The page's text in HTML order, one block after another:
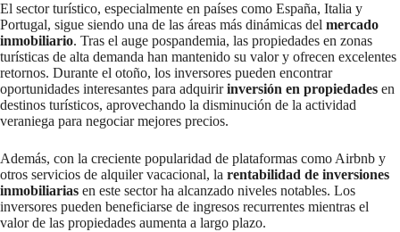
El sector turístico, especialmente en países como España, Italia y
Portugal, sigue siendo una de las áreas más dinámicas del mercado
inmobiliario. Tras el auge pospandemia, las propiedades en zonas
turísticas de alta demanda han mantenido su valor y ofrecen excelentes
retornos. Durante el otoño, los inversores pueden encontrar
oportunidades interesantes para adquiririnversión en propiedades en
destinos turísticos, aprovechando la disminución de la actividad
veraniega para negociar mejores precios.
Además, con la creciente popularidad de plataformas como Airbnb y
otros servicios de alquiler vacacional, la rentabilidad de inversiones
inmobiliarias en este sector ha alcanzado niveles notables. Los
inversores pueden beneficiarse de ingresos recurrentes mientras el
valor de las propiedades aumenta a largo plazo.